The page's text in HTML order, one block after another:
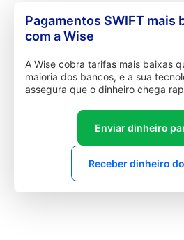
Pagamentos SWIFT mais
com a Wise
A Wise cobra tarifas mais baixas
maioria dos bancos, e a sua
assegura que o dinheiro chega
Enviar dinheiro
Receber dinheiro